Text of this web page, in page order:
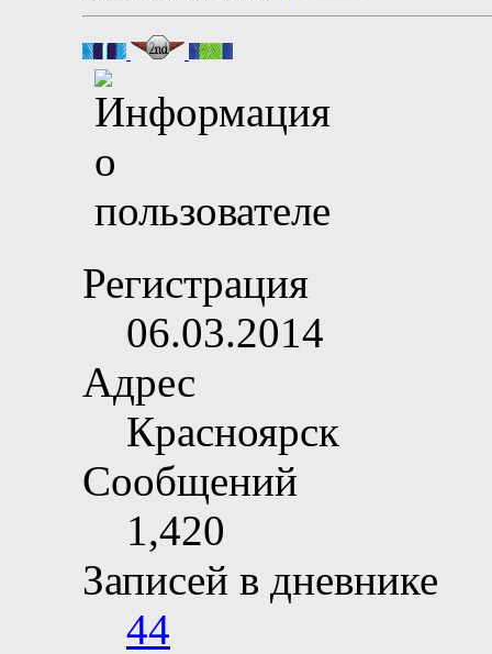
Регистрация
06.03.2014
Адрес
Красноярск
Сообщений
1,420
Записей в дневнике
44